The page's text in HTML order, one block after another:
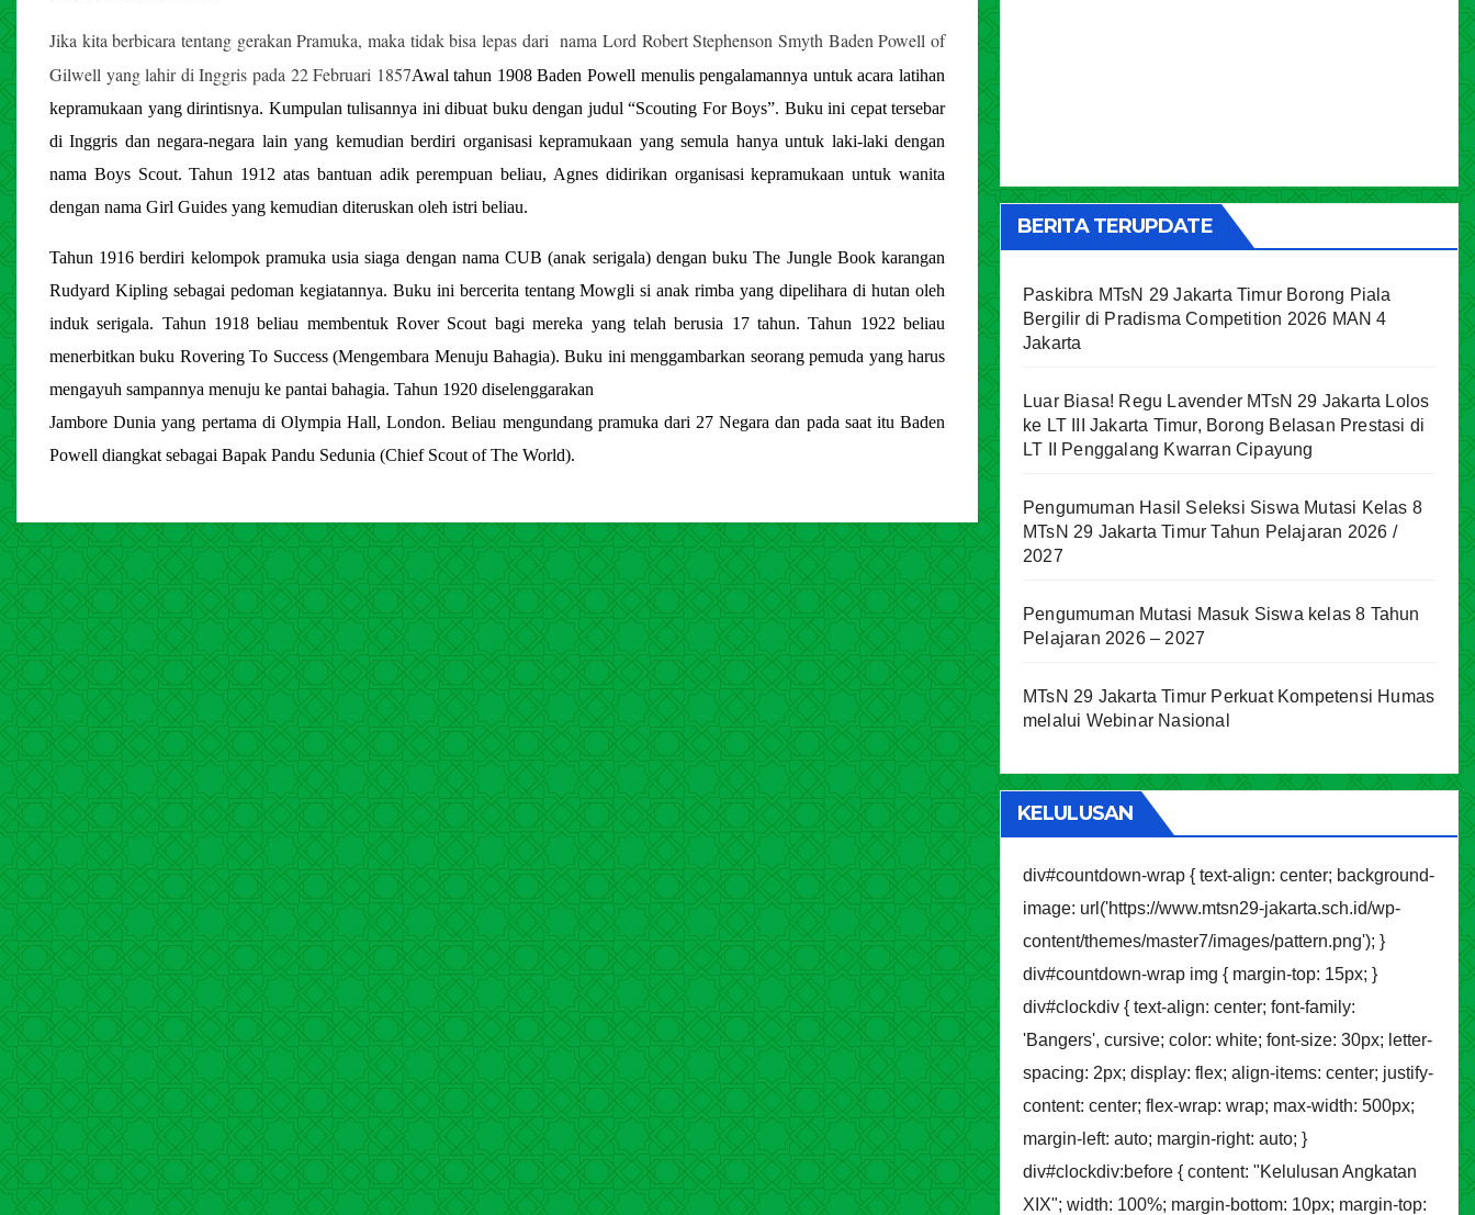
Jika kita berbicara tentang gerakan Pramuka, maka tidak bisa lepas dari nama Lord Robert Stephenson Smyth Baden Powell of
Gilwell yang lahir di Inggris pada 22 Februari 1857Awal tahun 1908 Baden Powell menulis pengalamannya untuk acara latihan
kepramukaan yang dirintisnya. Kumpulan tulisannya ini dibuat buku dengan judul “Scouting For Boys”. Buku ini cepat tersebar
di Inggris dan negara-negara lain yang kemudian berdiri organisasi kepramukaan yang semula hanya untuk laki-laki dengan
nama Boys Scout. Tahun 1912 atas bantuan adik perempuan beliau, Agnes didirikan organisasi kepramukaan untuk wanita
dengan nama Girl Guides yang kemudian diteruskan oleh istri beliau.
Tahun 1916 berdiri kelompok pramuka usia siaga dengan nama CUB (anak serigala) dengan buku The Jungle Book karangan
Rudyard Kipling sebagai pedoman kegiatannya. Buku ini bercerita tentang Mowgli si anak rimba yang dipelihara di hutan oleh
induk serigala. Tahun 1918 beliau membentuk Rover Scout bagi mereka yang telah berusia 17 tahun. Tahun 1922 beliau
menerbitkan buku Rovering To Success (Mengembara Menuju Bahagia). Buku ini menggambarkan seorang pemuda yang harus
mengayuh sampannya menuju ke pantai bahagia. Tahun 1920 diselenggarakan
Jambore Dunia yang pertama di Olympia Hall, London. Beliau mengundang pramuka dari 27 Negara dan pada saat itu Baden
Powell diangkat sebagai Bapak Pandu Sedunia (Chief Scout of The World).
BERITA TERUPDATE
Paskibra MTsN 29 Jakarta Timur Borong Piala
Bergilir di Pradisma Competition 2026 MAN 4
Jakarta
Luar Biasa! Regu Lavender MTsN 29 Jakarta Lolos
ke LT III Jakarta Timur, Borong Belasan Prestasi di
LT II Penggalang Kwarran Cipayung
Pengumuman Hasil Seleksi Siswa Mutasi Kelas 8
MTsN 29 Jakarta Timur Tahun Pelajaran 2026 /
2027
Pengumuman Mutasi Masuk Siswa kelas 8 Tahun
Pelajaran 2026 – 2027
MTsN 29 Jakarta Timur Perkuat Kompetensi Humas
melalui Webinar Nasional
KELULUSAN
div#countdown-wrap { text-align: center; background-
image: url('https://www.mtsn29-jakarta.sch.id/wp-
content/themes/master7/images/pattern.png'); }
div#countdown-wrap img { margin-top: 15px; }
div#clockdiv { text-align: center; font-family:
'Bangers', cursive; color: white; font-size: 30px; letter-
spacing: 2px; display: flex; align-items: center; justify-
content: center; flex-wrap: wrap; max-width: 500px;
margin-left: auto; margin-right: auto; }
div#clockdiv:before { content: "Kelulusan Angkatan
XIX"; width: 100%; margin-bottom: 10px; margin-top: